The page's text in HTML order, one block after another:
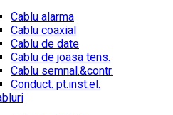
Cablu alarma
Cablu coaxial
Cablu de date
Cablu de joasa tens.
Cablu semnal.&contr.
Conduct. pt.inst.el.